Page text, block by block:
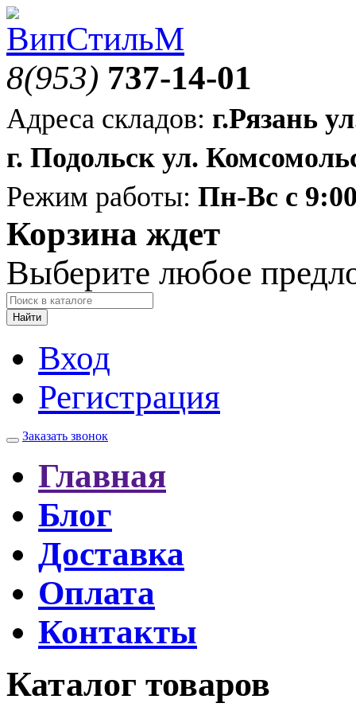
8(953) 737-14-01
Адреса складов: г.Рязань
г. Подольск ул.
Режим работы: Пн-Вс с
Корзина ждет
Выберите любое
Найти
Вход
Регистрация
Заказать звонок
Главная
Блог
Доставка
Оплата
Контакты
Каталог товаров